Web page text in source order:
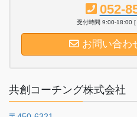
052-
受付時間 9:00-18:00 [
お問い合わ
共創コーチング株式会社